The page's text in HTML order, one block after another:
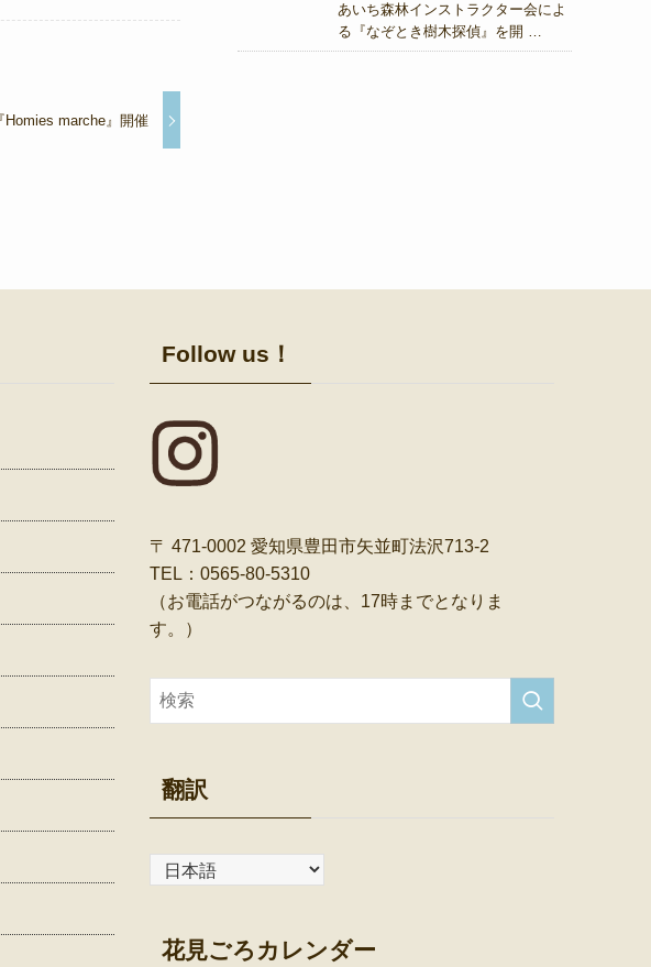
marche』開催
あいち森林インストラクター会によ
る『なぞとき樹木探偵』を開 …
Follow us！
〒 471-0002 愛知県豊田市矢並町法沢713-2
TEL：0565-80-5310
（お電話がつながるのは、17時までとなりま
す。）
翻訳
花見ごろカレンダー